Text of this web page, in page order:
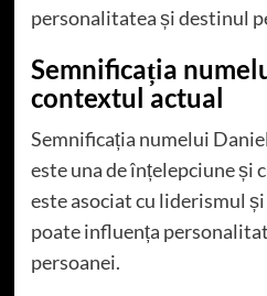
personalitatea și destinul
Semnificația
contextul actual
Semnificația numelui
este una de înțelepciune și
este asociat cu liderismul
poate influența
persoanei.